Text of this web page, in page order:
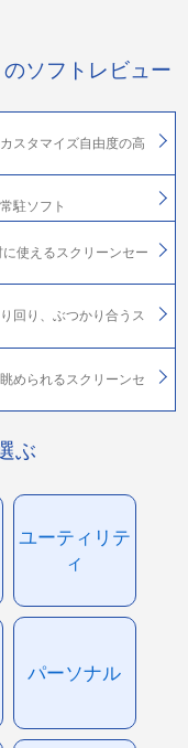
のソフトレビュー
スタマイズ自由度の高
駐ソフト
使えるスクリーンセー
回り、ぶつかり合うス
められるスクリーンセ
ぶ
ユーティリテ
ィ
パーソナル